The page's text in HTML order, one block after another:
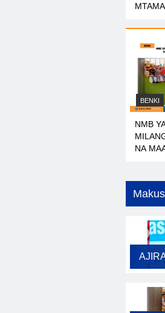
MTAMA
BENKI
NMB
NA